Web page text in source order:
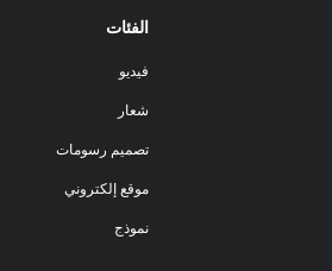
الفئات
فيديو
شعار
تصميم رسومات
موقع إلكتروني
نموذج